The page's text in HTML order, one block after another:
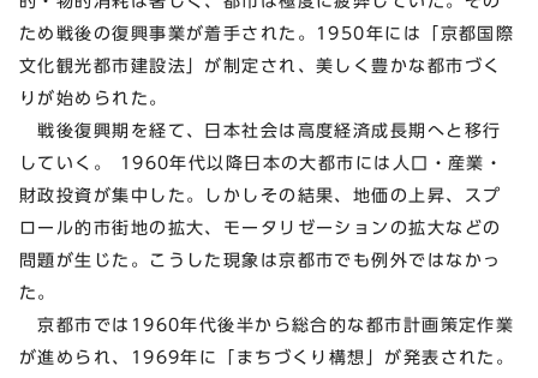
ため戦後の復興事業が着手された。1950年には「京都国際
文化観光都市建設法」が制定され、美しく豊かな都市づく
りが始められた。
戦後復興期を経て、日本社会は高度経済成長期へと移行
していく。 1960年代以降日本の大都市には人口・産業・
財政投資が集中した。しかしその結果、地価の上昇、スプ
ロール的市街地の拡大、モータリゼーションの拡大などの
問題が生じた。こうした現象は京都市でも例外ではなかっ
た。
京都市では1960年代後半から総合的な都市計画策定作業
が進められ、1969年に「まちづくり構想」が発表された。